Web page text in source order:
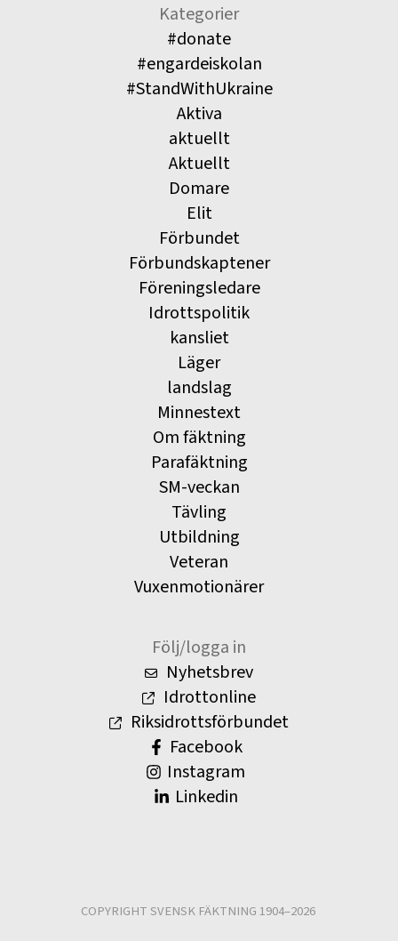
Kategorier
#donate
#engardeiskolan
#StandWithUkraine
Aktiva
aktuellt
Aktuellt
Domare
Elit
Förbundet
Förbundskaptener
Föreningsledare
Idrottspolitik
kansliet
Läger
landslag
Minnestext
Om fäktning
Parafäktning
SM-veckan
Tävling
Utbildning
Veteran
Vuxenmotionärer
Följ/logga in
Nyhetsbrev
Idrottonline
Riksidrottsförbundet
Facebook
Instagram
Linkedin
COPYRIGHT SVENSK FÄKTNING 1904–2026